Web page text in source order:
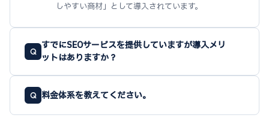
しやすい商材」として導入されています。
Q
すでにSEOサービスを提供していますが導入メリ
ットはありますか？
Q 料金体系を教えてください。